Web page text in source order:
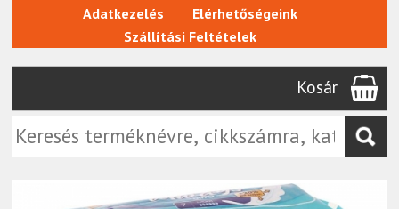
Adatkezelés
Elérhetőségeink
Szállítási Feltételek
Kosár